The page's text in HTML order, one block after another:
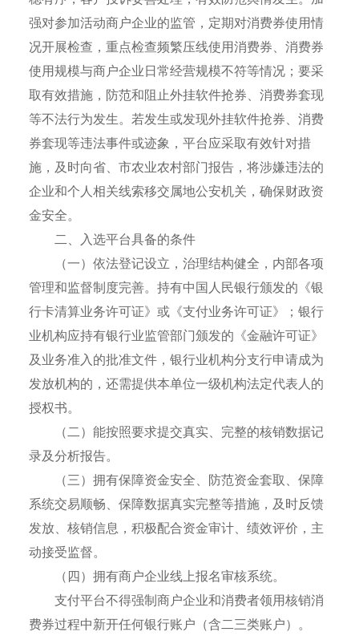
强对参加活动商户企业的监管，定期对消费券使用情
况开展检查，重点检查频繁压线使用消费券、消费券
使用规模与商户企业日常经营规模不符等情况；要采
取有效措施，防范和阻止外挂软件抢券、消费券套现
等不法行为发生。若发生或发现外挂软件抢券、消费
券套现等违法事件或迹象，平台应采取有效针对措
施，及时向省、市农业农村部门报告，将涉嫌违法的
企业和个人相关线索移交属地公安机关，确保财政资
金安全。
二、入选平台具备的条件
（一）依法登记设立，治理结构健全，内部各项
管理和监督制度完善。持有中国人民银行颁发的《银
行卡清算业务许可证》或《支付业务许可证》；银行
业机构应持有银行业监管部门颁发的《金融许可证》
及业务准入的批准文件，银行业机构分支行申请成为
发放机构的，还需提供本单位一级机构法定代表人的
授权书。
（二）能按照要求提交真实、完整的核销数据记
录及分析报告。
（三）拥有保障资金安全、防范资金套取、保障
系统交易顺畅、保障数据真实完整等措施，及时反馈
发放、核销信息，积极配合资金审计、绩效评价，主
动接受监督。
（四）拥有商户企业线上报名审核系统。
支付平台不得强制商户企业和消费者领用核销消
费券过程中新开任何银行账户（含二三类账户）。